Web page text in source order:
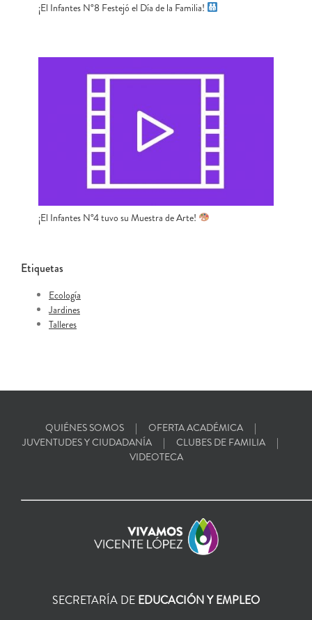
¡El Infantes N°8 Festejó el Día de la Familia!
¡El Infantes N°4 tuvo su Muestra de Arte!
Etiquetas
Ecología
Jardines
Talleres
QUIÉNES SOMOS
OFERTA ACADÉMICA
JUVENTUDES Y CIUDADANÍA
CLUBES DE FAMILIA
VIDEOTECA
SECRETARÍA DE EDUCACIÓN Y EMPLEO